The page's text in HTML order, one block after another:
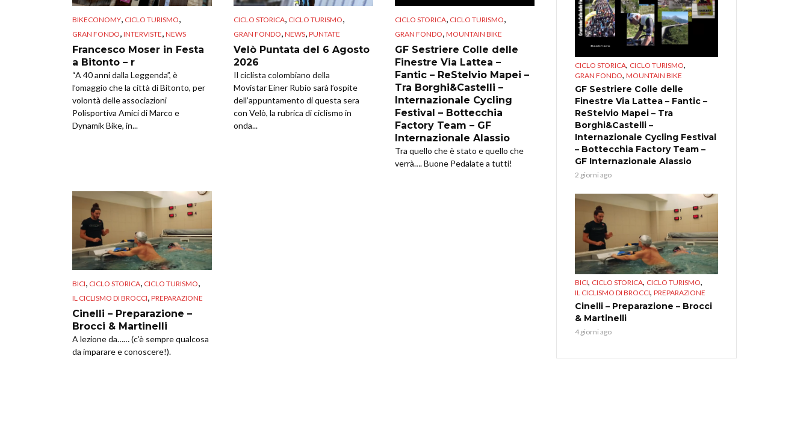
BIKECONOMY, CICLO TURISMO,
GRAN FONDO, INTERVISTE, NEWS
Francesco Moser in Festa
a Bitonto – r
“A 40 anni dalla Leggenda”, è
l’omaggio che la città di Bitonto, per
volontà delle associazioni
Polisportiva Amici di Marco e
Dynamik Bike, in...
CICLO STORICA, CICLO TURISMO,
GRAN FONDO, NEWS, PUNTATE
Velò Puntata del 6 Agosto
2026
Il ciclista colombiano della
Movistar Einer Rubio sarà l’ospite
dell’appuntamento di questa sera
con Velò, la rubrica di ciclismo in
onda...
CICLO STORICA, CICLO TURISMO,
GRAN FONDO, MOUNTAIN BIKE
GF Sestriere Colle delle
Finestre Via Lattea –
Fantic – ReStelvio Mapei –
Tra Borghi&Castelli –
Internazionale Cycling
Festival – Bottecchia
Factory Team – GF
Internazionale Alassio
Tra quello che è stato e quello che
verrà…. Buone Pedalate a tutti!
BICI CICLO STORICA CICLO TURISMO
IL CICLISMO DI BROCCI PREPARAZIONE
Cinelli – Preparazione –
Brocci & Martinelli
A lezione da…… (c’è sempre qualcosa
da imparare e conoscere!).
CICLO STORICA, CICLO TURISMO,
GRAN FONDO, MOUNTAIN BIKE
GF Sestriere Colle delle
Finestre Via Lattea – Fantic –
ReStelvio Mapei – Tra
Borghi&Castelli –
Internazionale Cycling Festival
– Bottecchia Factory Team –
GF Internazionale Alassio
2 giorni ago
BICI, CICLO STORICA, CICLO TURISMO,
IL CICLISMO DI BROCCI, PREPARAZIONE
Cinelli – Preparazione – Brocci
& Martinelli
4 giorni ago